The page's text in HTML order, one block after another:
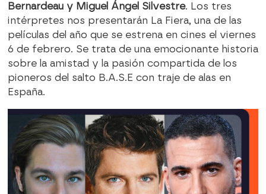
Bernardeau y Miguel Ángel Silvestre. Los tres
intérpretes nos presentarán La Fiera, una de las
películas del año que se estrena en cines el viernes
6 de febrero. Se trata de una emocionante historia
sobre la amistad y la pasión compartida de los
pioneros del salto B.A.S.E con traje de alas en
España.